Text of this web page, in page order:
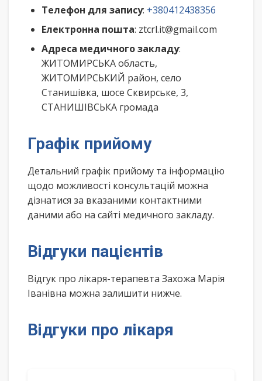
Телефон для запису: +380412438356
Електронна пошта: ztcrl.it@gmail.com
Адреса медичного закладу:
ЖИТОМИРСЬКА область,
ЖИТОМИРСЬКИЙ район, село
Станишівка, шосе Сквирське, 3,
СТАНИШІВСЬКА громада
Графік прийому
Детальний графік прийому та інформацію
щодо можливості консультацій можна
дізнатися за вказаними контактними
даними або на сайті медичного закладу.
Відгуки пацієнтів
Відгук про лікаря-терапевта Захожа Марія
Іванівна можна залишити нижче.
Відгуки про лікаря